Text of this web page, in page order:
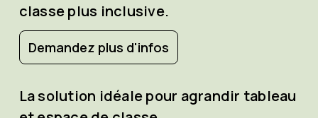
classe plus inclusive.
Demandez plus d'infos
La solution idéale pour agrandir tableau